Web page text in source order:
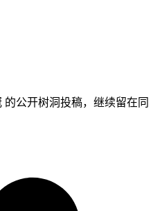
公开树洞投稿，继续留在同